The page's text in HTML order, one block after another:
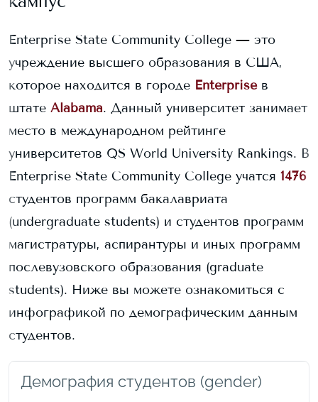
Enterprise State Community College — это
учреждение высшего образования в США,
которое находится в городе Enterprise в
штате Alabama. Данный университет занимает
место в международном рейтинге
университетов QS World University Rankings. В
Enterprise State Community College учатся 1476
студентов программ бакалавриата
(undergraduate students) и студентов программ
магистратуры, аспирантуры и иных программ
послевузовского образования (graduate
students). Ниже вы можете ознакомиться с
инфографикой по демографическим данным
студентов.
Демография студентов (gender)